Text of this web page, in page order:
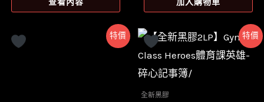
格：
格：
查看內容 加入購物車
特價 特價
全新黑膠